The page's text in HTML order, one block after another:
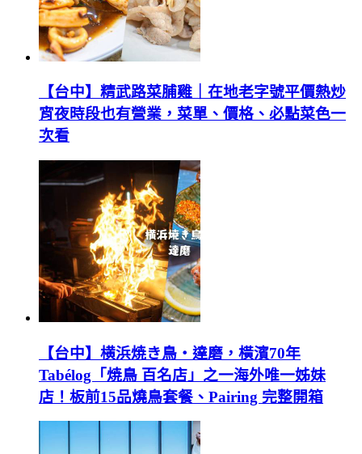
【台中】精武路菜脯雞｜在地老字號平價熱炒
宵夜時段也有營業，菜單、價格、必點菜色一
次看
【台中】横浜焼き鳥‧達磨，橫濱70年
Tabélog「焼鳥 百名店」之一海外唯一姊妹
店！板前15品燒鳥套餐、Pairing 完整開箱